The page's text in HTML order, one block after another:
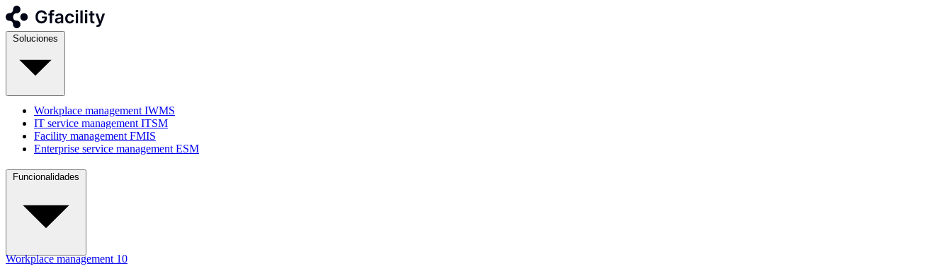
Workplace management IWMS
IT service management ITSM
Facility management FMIS
Enterprise service management ESM
Workplace management 10